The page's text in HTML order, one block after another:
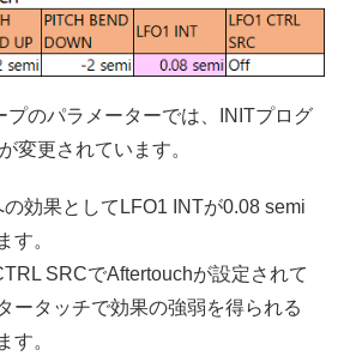
プのパラメーターでは、INITプログ
変更されています。
の効果としてLFO1 INTが0.08 semi
す。
SRCでAftertouchが設定されて
ータッチで効果の強弱を得られる
す。